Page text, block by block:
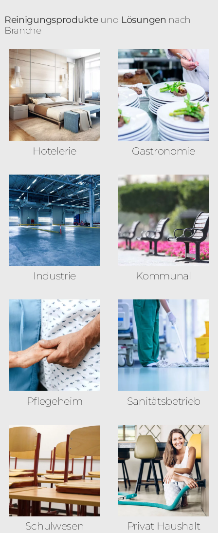
Reinigungsprodukteund Lösungen nach
Branche
Hotelerie Gastronomie
Industrie Kommunal
Pflegeheim Sanitäts­betrieb
Schulwesen Privat Haushalt